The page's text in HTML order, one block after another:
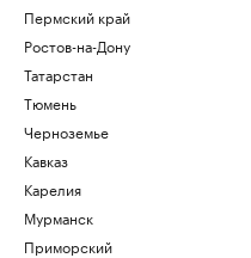
Пермский край
Ростов-на-Дону
Татарстан
Тюмень
Черноземье
Кавказ
Карелия
Мурманск
Приморский